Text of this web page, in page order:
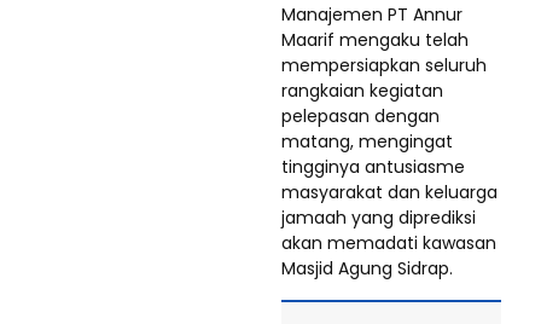
Manajemen PT Annur
Maarif mengaku telah
mempersiapkan seluruh
rangkaian kegiatan
pelepasan dengan
matang, mengingat
tingginya antusiasme
masyarakat dan keluarga
jamaah yang diprediksi
akan memadati kawasan
Masjid Agung Sidrap.